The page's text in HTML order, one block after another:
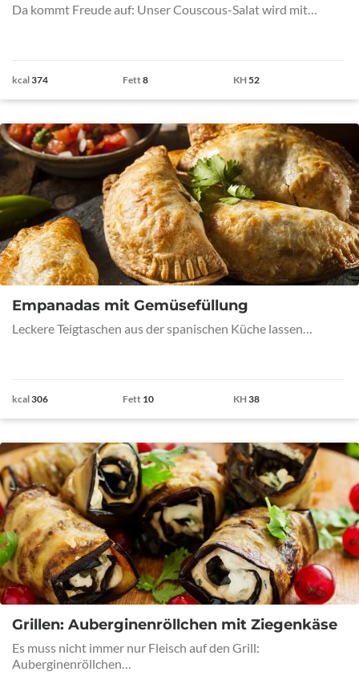
Da kommt Freude auf: Unser Couscous-Salat wird mit…
kcal374 Fett8 KH52
Empanadas mit Gemüsefüllung
Leckere Teigtaschen aus der spanischen Küche lassen…
kcal306 Fett 10 KH38
Grillen: Auberginenröllchen mit Ziegenkäse
Es muss nicht immer nur Fleisch auf den Grill:
Auberginenröllchen…